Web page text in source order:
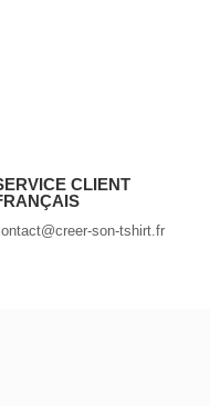
CLIENT
son-tshirt.fr